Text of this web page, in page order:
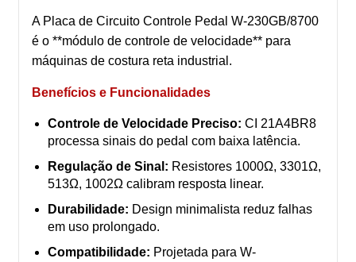
A Placa de Circuito Controle Pedal W-230GB/8700
é o **módulo de controle de velocidade** para
máquinas de costura reta industrial.
Benefícios e Funcionalidades
Controle de Velocidade Preciso: CI 21A4BR8
processa sinais do pedal com baixa latência.
Regulação de Sinal: Resistores 1000Ω, 3301Ω,
513Ω, 1002Ω calibram resposta linear.
Durabilidade: Design minimalista reduz falhas
em uso prolongado.
Compatibilidade: Projetada para W-